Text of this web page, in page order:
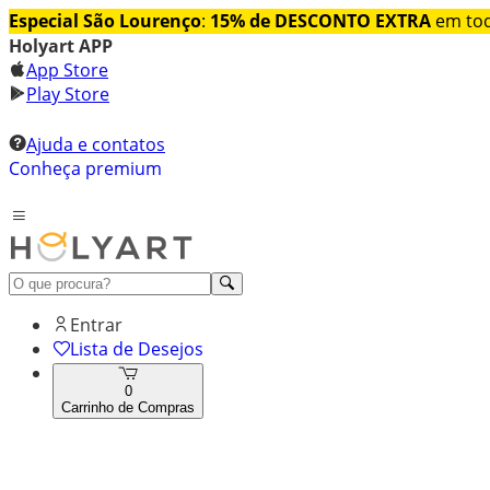
Especial São Lourenço: 15% de DESCONTO EXTRA em
Holyart APP
App Store
Play Store
Ajuda e contatos
Conheça premium
Entrar
Lista de Desejos
0
Carrinho de Compras